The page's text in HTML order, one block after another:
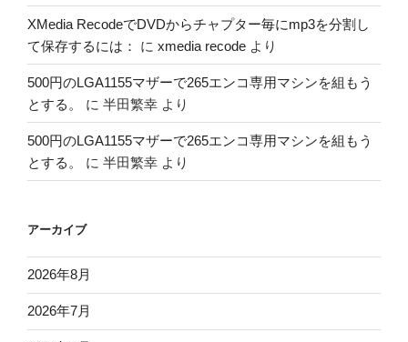
XMedia RecodeでDVDからチャプター毎にmp3を分割し
て保存するには：
に xmedia recode より
500円のLGA1155マザーで265エンコ専用マシンを組もう
とする。
に 半田繁幸 より
500円のLGA1155マザーで265エンコ専用マシンを組もう
とする。
に 半田繁幸 より
アーカイブ
2026年8月
2026年7月